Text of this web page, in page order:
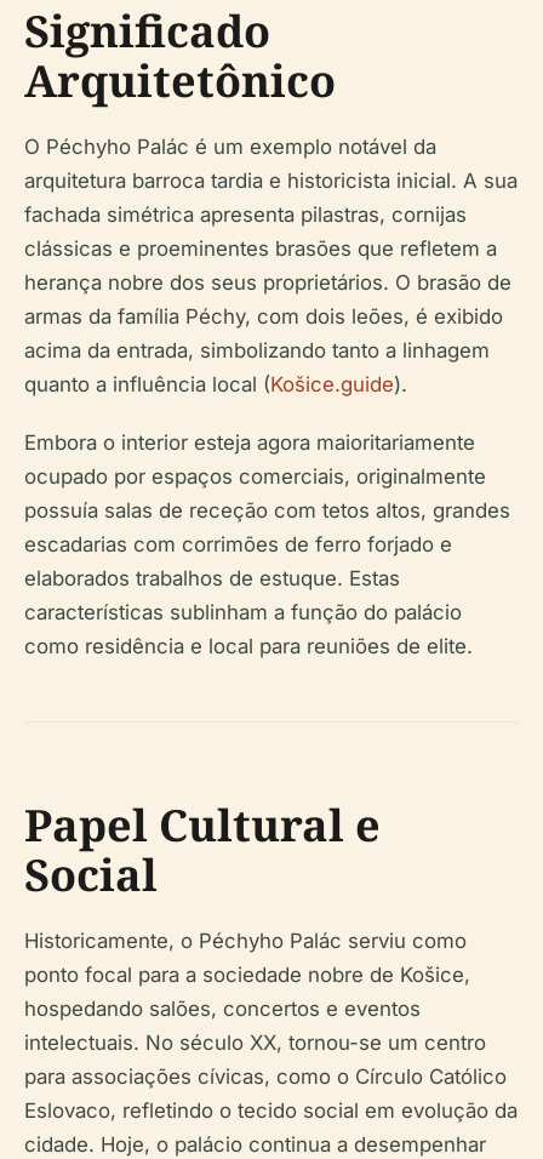
Significado
Arquitetônico
O Péchyho Palác é um exemplo notável da
arquitetura barroca tardia e historicista inicial. A sua
fachada simétrica apresenta pilastras, cornijas
clássicas e proeminentes brasões que refletem a
herança nobre dos seus proprietários. O brasão de
armas da família Péchy, com dois leões, é exibido
acima da entrada, simbolizando tanto a linhagem
quanto a influência local (Košice.guide).
Embora o interior esteja agora maioritariamente
ocupado por espaços comerciais, originalmente
possuía salas de receção com tetos altos, grandes
escadarias com corrimões de ferro forjado e
elaborados trabalhos de estuque. Estas
características sublinham a função do palácio
como residência e local para reuniões de elite.
Papel Cultural e
Social
Historicamente, o Péchyho Palác serviu como
ponto focal para a sociedade nobre de Košice,
hospedando salões, concertos e eventos
intelectuais. No século XX, tornou-se um centro
para associações cívicas, como o Círculo Católico
Eslovaco, refletindo o tecido social em evolução da
cidade. Hoje, o palácio continua a desempenhar